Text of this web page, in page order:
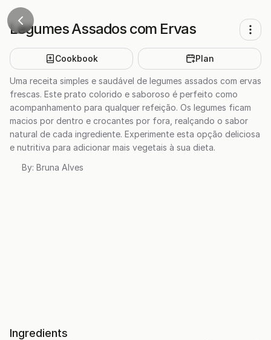
Legumes Assados com Ervas
Cookbook Plan
Uma receita simples e saudável de legumes assados com ervas
frescas. Este prato colorido e saboroso é perfeito como
acompanhamento para qualquer refeição. Os legumes ficam
macios por dentro e crocantes por fora, realçando o sabor
natural de cada ingrediente. Experimente esta opção deliciosa
e nutritiva para adicionar mais vegetais à sua dieta.
By: Bruna Alves
Ingredients